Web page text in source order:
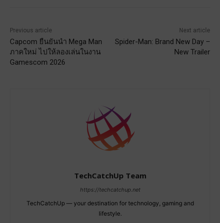
Previous article
Capcom ยืนยันนำ Mega Man
ภาคใหม่ ไปให้ลองเล่นในงาน
Gamescom 2026
Next article
Spider-Man: Brand New Day –
New Trailer
TechCatchUp Team
https://techcatchup.net
TechCatchUp — your destination for technology, gaming and
lifestyle.